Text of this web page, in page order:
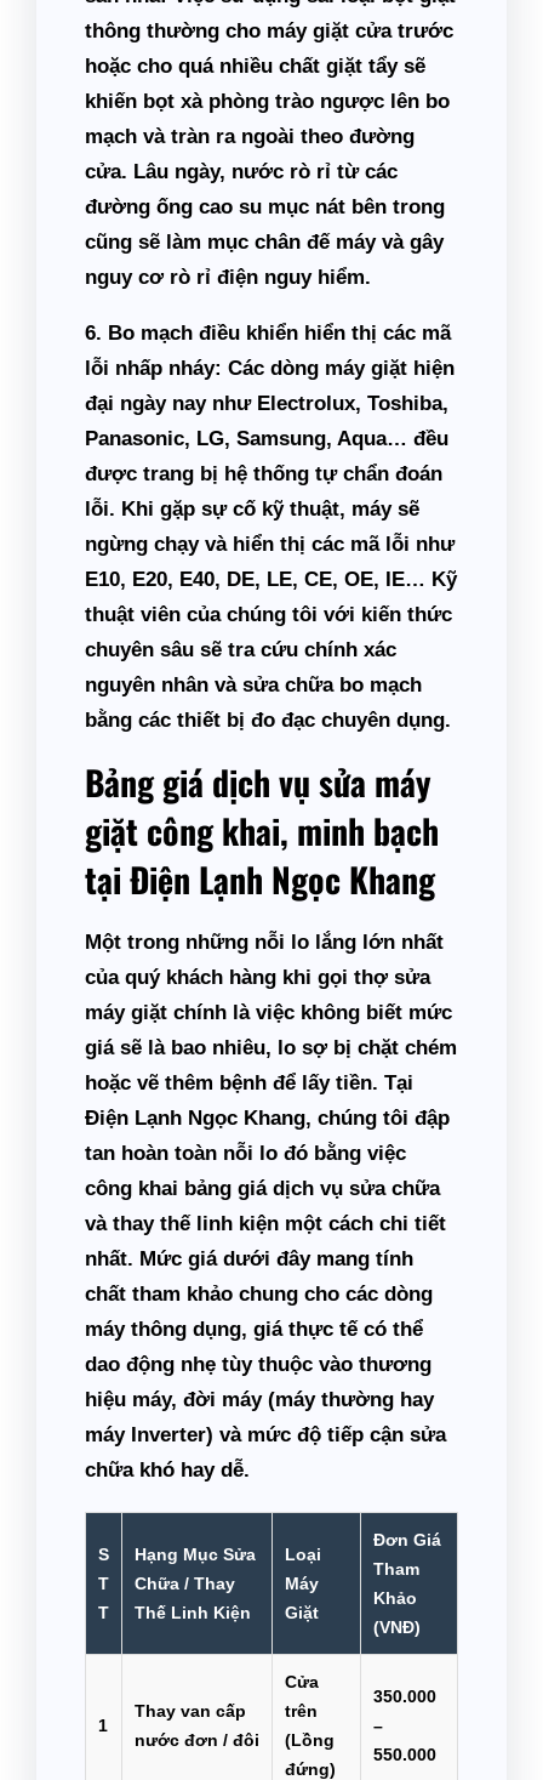
thông thường cho máy giặt cửa trước
hoặc cho quá nhiều chất giặt tẩy sẽ
khiến bọt xà phòng trào ngược lên bo
mạch và tràn ra ngoài theo đường
cửa. Lâu ngày, nước rò rỉ từ các
đường ống cao su mục nát bên trong
cũng sẽ làm mục chân đế máy và gây
nguy cơ rò rỉ điện nguy hiểm.
6. Bo mạch điều khiển hiển thị các mã
lỗi nhấp nháy: Các dòng máy giặt hiện
đại ngày nay như Electrolux, Toshiba,
Panasonic, LG, Samsung, Aqua… đều
được trang bị hệ thống tự chẩn đoán
lỗi. Khi gặp sự cố kỹ thuật, máy sẽ
ngừng chạy và hiển thị các mã lỗi như
E10, E20, E40, DE, LE, CE, OE, IE… Kỹ
thuật viên của chúng tôi với kiến thức
chuyên sâu sẽ tra cứu chính xác
nguyên nhân và sửa chữa bo mạch
bằng các thiết bị đo đạc chuyên dụng.
Bảng giá dịch vụ sửa máy
giặt công khai, minh bạch
tại Điện Lạnh Ngọc Khang
Một trong những nỗi lo lắng lớn nhất
của quý khách hàng khi gọi thợ sửa
máy giặt chính là việc không biết mức
giá sẽ là bao nhiêu, lo sợ bị chặt chém
hoặc vẽ thêm bệnh để lấy tiền. Tại
Điện Lạnh Ngọc Khang, chúng tôi đập
tan hoàn toàn nỗi lo đó bằng việc
công khai bảng giá dịch vụ sửa chữa
và thay thế linh kiện một cách chi tiết
nhất. Mức giá dưới đây mang tính
chất tham khảo chung cho các dòng
máy thông dụng, giá thực tế có thể
dao động nhẹ tùy thuộc vào thương
hiệu máy, đời máy (máy thường hay
máy Inverter) và mức độ tiếp cận sửa
chữa khó hay dễ.
S
T
T
Hạng Mục Sửa
Chữa / Thay
Thế Linh Kiện
Loại
Máy
Giặt
Đơn Giá
Tham
Khảo
(VNĐ)
1
Thay van cấp
nước đơn / đôi
Cửa
trên
(Lồng
đứng)
350.000
–
550.000